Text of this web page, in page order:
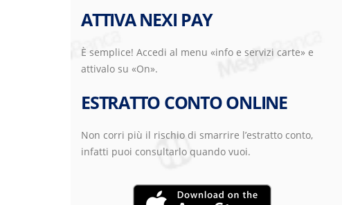
ATTIVA NEXI PAY
È semplice! Accedi al menu «info e servizi carte» e
attivalo su «On».
ESTRATTO CONTO ONLINE
Non corri più il rischio di smarrire l’estratto conto,
infatti puoi consultarlo quando vuoi.